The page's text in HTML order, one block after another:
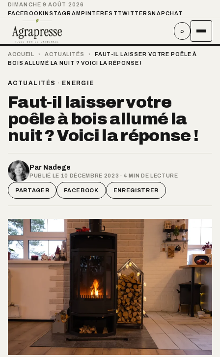
DIMANCHE 9 AOÛT 2026
FACEBOOKINSTAGRAMPINTEREST TWITTER SNAPCHAT
⌕
ACCUEIL › ACTUALITÉS ›
FAUT-IL LAISSER VOTRE POÊLE À
BOIS ALLUMÉ LA NUIT ? VOICI LA RÉPONSE !
ACTUALITÉS · ENERGIE
Faut-il laisser votre
poêle à bois allumé la
nuit ? Voici la réponse !
Par Nadege
PUBLIÉ LE 10 DÉCEMBRE 2023 · 4 MIN DE LECTURE
PARTAGER FACEBOOK ENREGISTRER